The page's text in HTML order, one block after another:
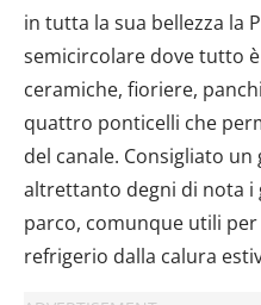
in tutta la sua bellezza la
semicircolare dove tutto
ceramiche, fioriere,
quattro ponticelli che
del canale. Consigliato
altrettanto degni di nota i
parco, comunque utili
refrigerio dalla calura